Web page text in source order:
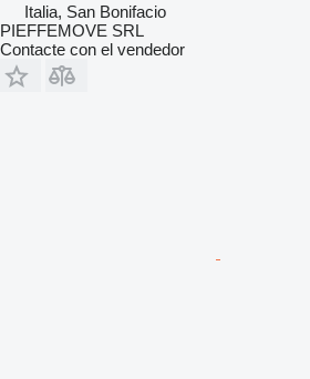
Italia, San Bonifacio
PIEFFEMOVE SRL
Contacte con el vendedor